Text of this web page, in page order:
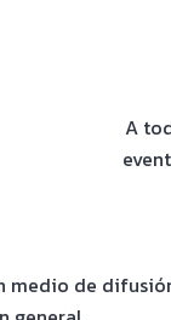
A
medio de